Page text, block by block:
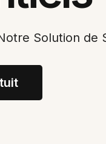
Solution de